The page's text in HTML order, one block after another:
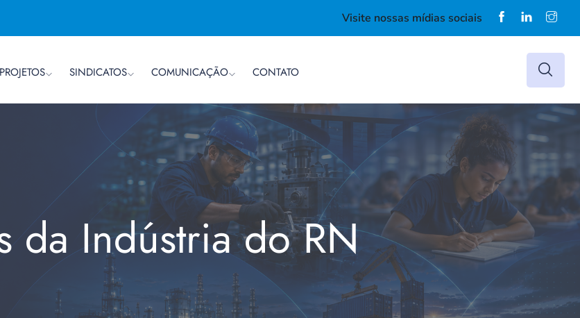
Visite nossas mídias sociais
SINDICATOS COMUNICAÇÃO CONTATO
da Indústria do RN